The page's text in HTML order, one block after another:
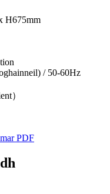
H675mm
/ 50-60Hz
）
PDF